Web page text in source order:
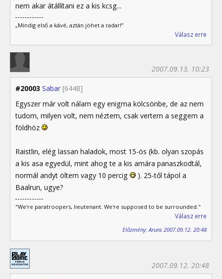
nem akar átállítani ez a kis kcsg...
„Mindig első a kávé, aztán jöhet a radar!”
Válasz erre
#20003 Sabar [6448]
2007.09.13. 10:23
Egyszer már volt nálam egy enigma kölcsönbe, de az nem
tudom, milyen volt, nem néztem, csak vertem a seggem a
földhöz
Raistlin, elég lassan haladok, most 15-ös (kb. olyan szopás
a kis asa egyedül, mint ahog te a kis amára panaszkodtál,
normál andyt öltem vagy 10 percig
). 25-től tápol a
Baalrun, ugye?
"We're paratroopers, lieutenant. We're supposed to be surrounded."
Válasz erre
Előzmény: Aruns 2007.09.12. 20:48
2007.09.12. 20:48